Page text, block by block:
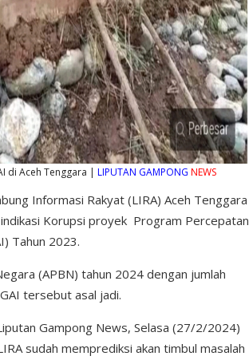
di Aceh Tenggara | LIPUTAN GAMPONG NEWS
Informasi Rakyat (LIRA) Aceh Tenggara
Korupsi proyek Program Percepatan
Tahun 2023.
(APBN) tahun 2024 dengan jumlah
tersebut asal jadi.
Gampong News, Selasa (27/2/2024)
sudah memprediksi akan timbul masalah